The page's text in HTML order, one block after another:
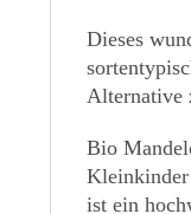
Dieses
Alternative
Bio
Kleinkinder
ist ein